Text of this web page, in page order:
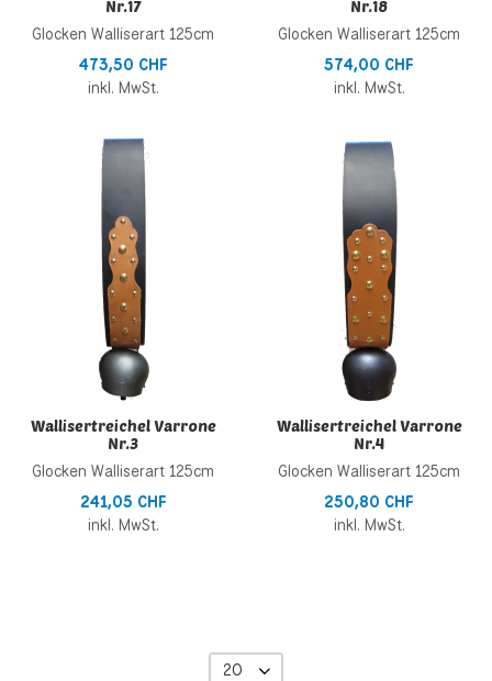
Nr.17
Glocken Walliserart 125cm
473,50 CHF
inkl. MwSt.
Nr.18
Glocken Walliserart 125cm
574,00 CHF
inkl. MwSt.
Zur Wunschliste hinzufügen
Zur Vergleichsliste hinzufügen
Wallisertreichel Varrone
Nr.3
Glocken Walliserart 125cm
241,05 CHF
inkl. MwSt.
Wallisertreichel Varrone
Nr.4
Glocken Walliserart 125cm
250,80 CHF
inkl. MwSt.
20